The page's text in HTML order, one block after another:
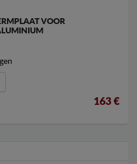
VOOR
163 €